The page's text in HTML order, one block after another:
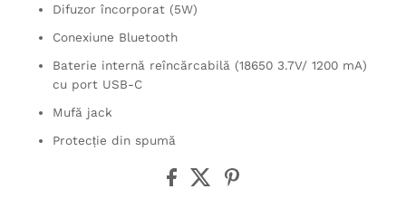
Difuzor încorporat (5W)
Conexiune Bluetooth
Baterie internă reîncărcabilă (18650 3.7V/ 1200 mA)
cu port USB-C
Mufă jack
Protecție din spumă